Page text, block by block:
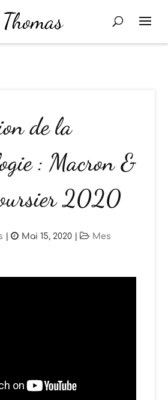
de la
: Macron &
2020
| Mai 15, 2020 |
Mes